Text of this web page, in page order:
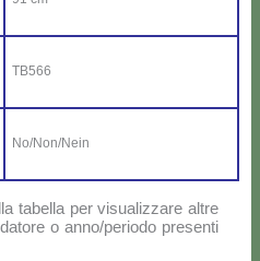
TB566
No/Non/Nein
ta­bel­la per vi­sua­liz­za­re al­tre
o anno/periodo pre­sen­ti